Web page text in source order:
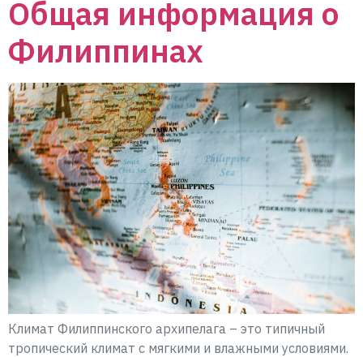
Общая информация о
Филиппинах
Климат Филиппинского архипелага – это типичный
тропический климат с мягкими и влажными условиями.